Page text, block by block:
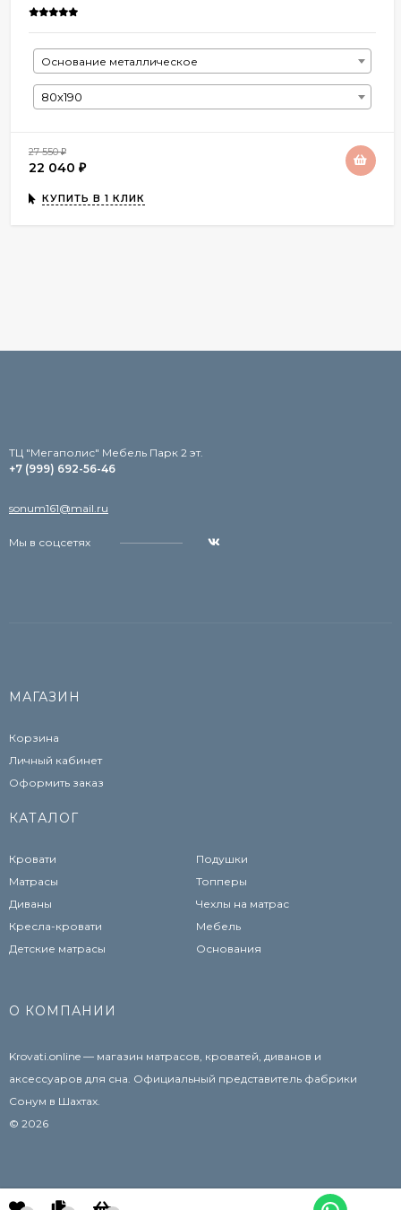
Основание металлическое
80х190
27 550₽
22 040 ₽
КУПИТЬ В 1 КЛИК
TЦ "Мегаполис" Мебель Парк 2 эт.
+7 (999) 692-56-46
sonum161@mail.ru
Мы в соцсетях
МАГАЗИН
Корзина
Личный кабинет
Оформить заказ
КАТАЛОГ
Кровати
Матрасы
Диваны
Кресла-кровати
Детские матрасы
Подушки
Топперы
Чехлы на матрас
Мебель
Основания
О КОМПАНИИ
Krovati.online — магазин матрасов, кроватей, диванов и
аксессуаров для сна. Официальный представитель фабрики
Сонум в Шахтах.
© 2026